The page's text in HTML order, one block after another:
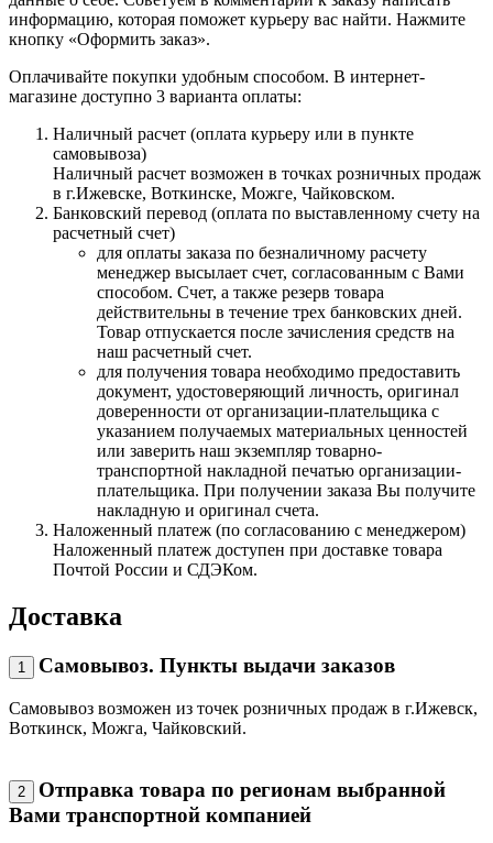
информацию, которая поможет курьеру вас найти. Нажмите
кнопку «Оформить заказ».
Оплачивайте покупки удобным способом. В интернет-
магазине доступно 3 варианта оплаты:
Наличный расчет (оплата курьеру или в пункте
самовывоза)
Наличный расчет возможен в точках розничных продаж
в г.Ижевске, Воткинске, Можге, Чайковском.
Банковский перевод (оплата по выставленному счету на
расчетный счет)
для оплаты заказа по безналичному расчету
менеджер высылает счет, согласованным с Вами
способом. Счет, а также резерв товара
действительны в течение трех банковских дней.
Товар отпускается после зачисления средств на
наш расчетный счет.
для получения товара необходимо предоставить
документ, удостоверяющий личность, оригинал
доверенности от организации-плательщика с
указанием получаемых материальных ценностей
или заверить наш экземпляр товарно-
транспортной накладной печатью организации-
плательщика. При получении заказа Вы получите
накладную и оригинал счета.
Наложенный платеж (по согласованию с менеджером)
Наложенный платеж доступен при доставке товара
Почтой России и СДЭКом.
Доставка
1 Самовывоз. Пункты выдачи заказов
Самовывоз возможен из точек розничных продаж в г.Ижевск,
Воткинск, Можга, Чайковский.
2
Отправка товара по регионам выбранной
Вами транспортной компанией